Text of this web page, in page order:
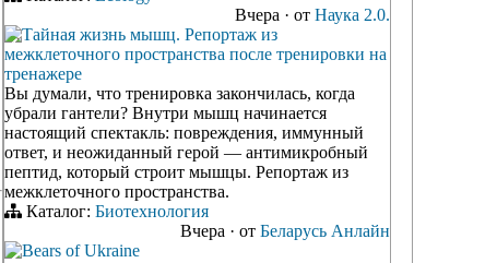
Вчера · от Наука 2.0.
Тайная жизнь мышц. Репортаж из
межклеточного пространства после тренировки на
тренажере
Вы думали, что тренировка закончилась, когда
убрали гантели? Внутри мышц начинается
настоящий спектакль: повреждения, иммунный
ответ, и неожиданный герой — антимикробный
пептид, который строит мышцы. Репортаж из
межклеточного пространства.
Каталог: Биотехнология
Вчера · от Беларусь Анлайн
Bears of Ukraine